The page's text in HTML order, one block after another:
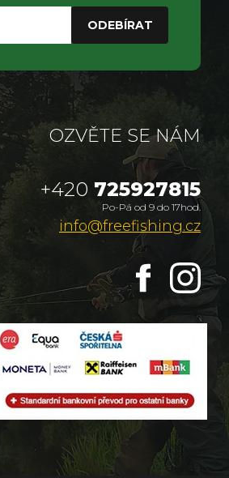
ODEBÍRAT
OZVĚTE SE NÁM
+420 725927815
Po-Pá od 9 do 17hod.
info@freefishing.cz